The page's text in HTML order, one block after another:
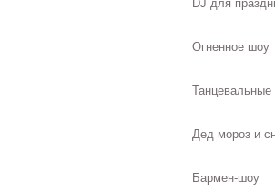
DJ для
Огненное шоу
Танцевальные
Дед мороз и
Бармен-шоу